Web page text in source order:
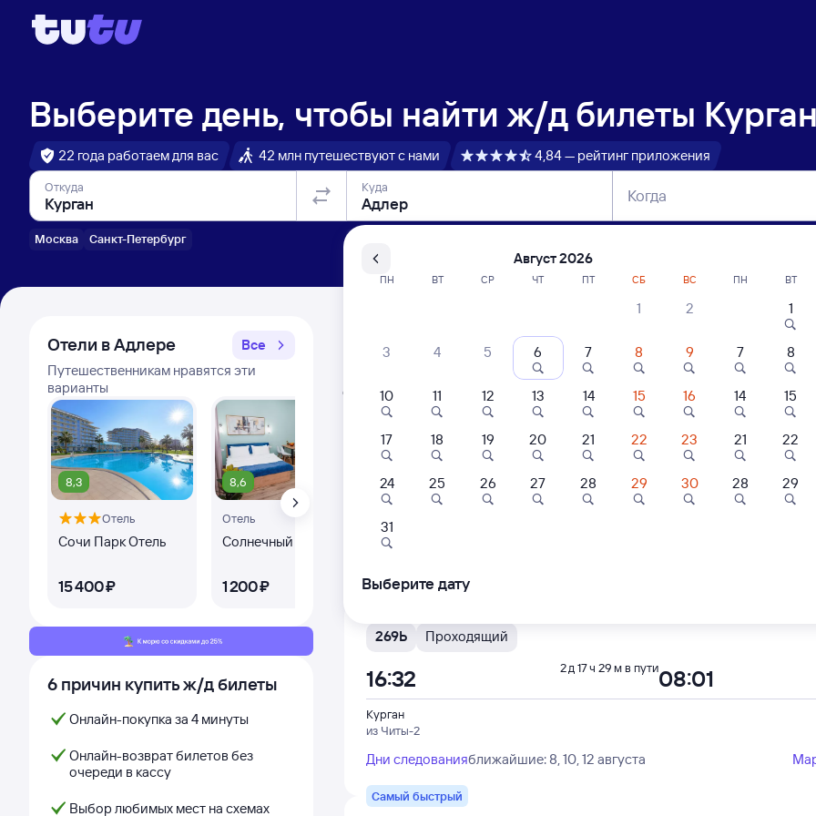
Выберите день, чтобы найти ж/д билеты
22 года работаем для вас 42 млн путешествуют с нами 4,84 — рейтинг приложения
Откуда
Москва Санкт-Петербург
Куда Когда
Отели в Адлере
Все
Путешественникам нравятся эти
варианты
8,3
Отель
Сочи Парк Отель
15 ⁠400 ⁠₽
8,6
Отель
Солнечный День
1 ⁠200 ⁠₽
8,8
Гостевой дом
3 ⁠000 ⁠₽
6 причин купить ж/д билеты
Онлайн-покупка за 4 минуты
Онлайн-возврат билетов без
очереди в кассу
Выбор любимых мест на схемах
Расписание поездов Курган — Адлер
Расписание поездов Адлер — Курган
Открыта продажа билетов на 3 ноября. Отправление и прибытие по местному
249Н Проходящий
Курган
из Новокузнецка (ж/д вокзал)
12:31 13:37
269Ь Проходящий
Курган
из Читы-2
16:32 08:01
2 д 17 ч 29 м в пути
Дни следованияближайшие: 8, 10, 12 августа
Самый быстрый
Август 2026
ПН ВТ СР ЧТ ПТ СБ ВС
1 2
3 4 5 6 7 8 9
10 11 12 13 14 15 16
17 18 19 20 21 22 23
24 25 26 27 28 29 30
31
ПН ВТ
1
7 8
14 15
21 22
28 29
Выберите дату